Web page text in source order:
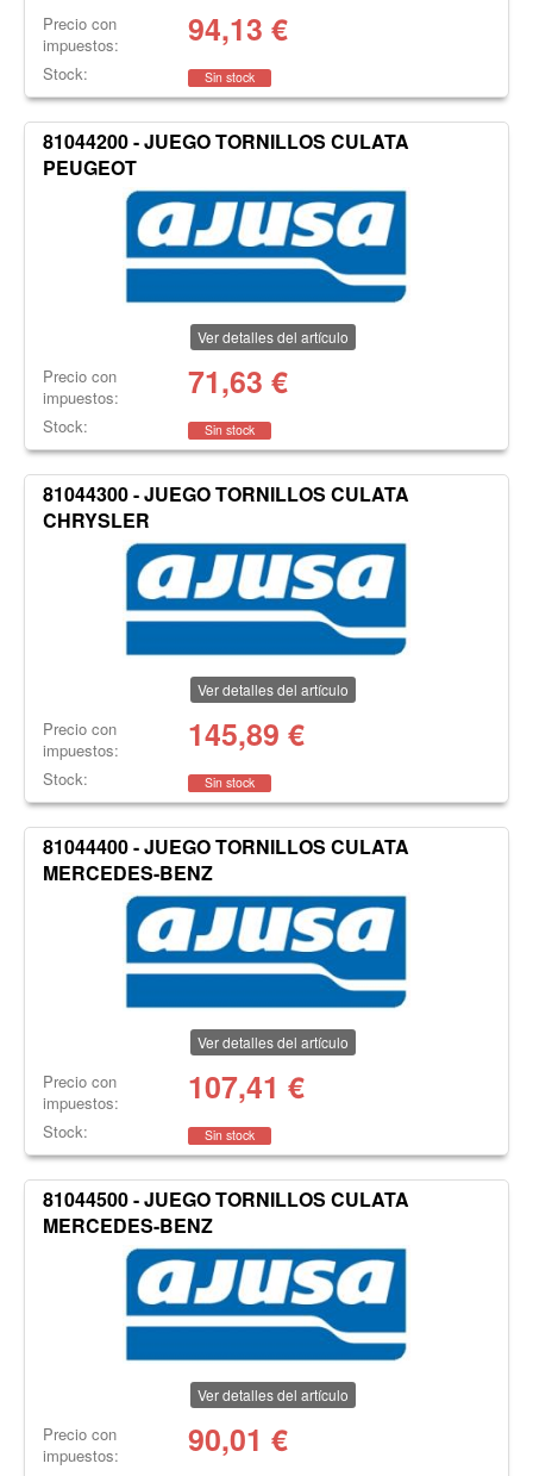
Precio con
impuestos:
94,13 €
Stock: Sin stock
81044200 - JUEGO TORNILLOS CULATA
PEUGEOT
Ver detalles del artículo
Precio con
impuestos:
71,63 €
Stock: Sin stock
81044300 - JUEGO TORNILLOS CULATA
CHRYSLER
Ver detalles del artículo
Precio con
impuestos:
145,89 €
Stock: Sin stock
81044400 - JUEGO TORNILLOS CULATA
MERCEDES-BENZ
Ver detalles del artículo
Precio con
impuestos:
107,41 €
Stock: Sin stock
81044500 - JUEGO TORNILLOS CULATA
MERCEDES-BENZ
Ver detalles del artículo
Precio con
impuestos:
90,01 €